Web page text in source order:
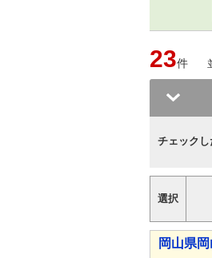
23件
チェック
選択
岡山県